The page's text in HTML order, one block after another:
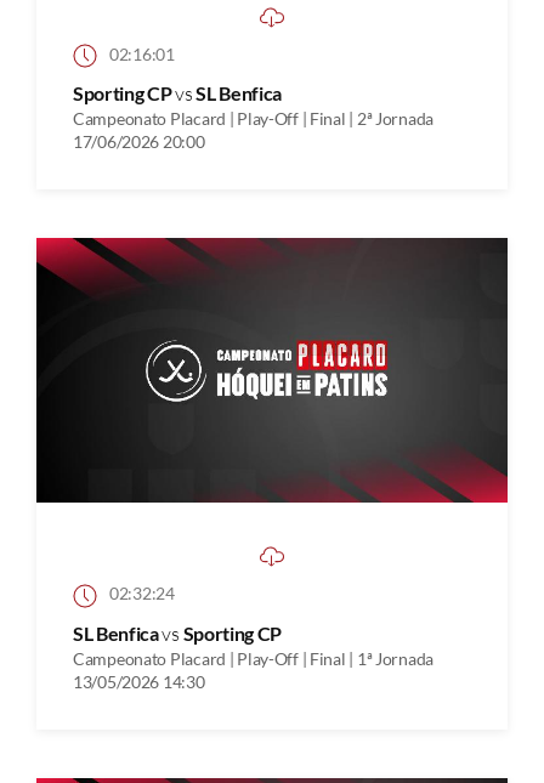
02:16:01
Sporting CPvsSL Benfica
Campeonato Placard | Play-Off | Final | 2ª Jornada
17/06/2026 20:00
02:32:24
SL Benficavs Sporting CP
Campeonato Placard | Play-Off | Final | 1ª Jornada
13/05/2026 14:30